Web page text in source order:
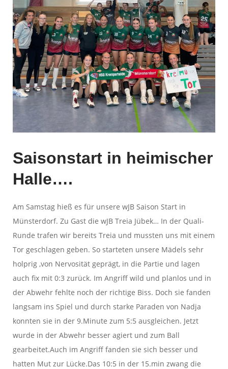
Saisonstart in heimischer
Halle….
Am Samstag hieß es für unsere wJB Saison Start in
Münsterdorf. Zu Gast die wJB Treia Jübek… In der Quali-
Runde trafen wir bereits Treia und mussten uns mit einem
Tor geschlagen geben. So starteten unsere Mädels sehr
holprig ,von Nervosität geprägt, in die Partie und lagen
auch fix mit 0:3 zurück. Im Angriff wild und planlos und in
der Abwehr fehlte noch der richtige Biss. Doch sie fanden
langsam ins Spiel und durch starke Paraden von Nadja
konnten sie in der 9.Minute zum 5:5 ausgleichen. Jetzt
wurde in der Abwehr besser agiert und zum Ball
gearbeitet.Auch im Angriff fanden sie sich besser und
hatten Mut zur Lücke.Das 10:5 in der 15.min zwang die